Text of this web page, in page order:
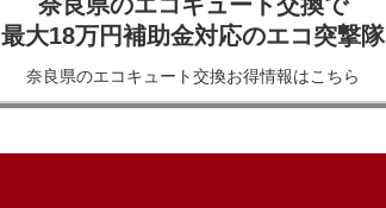
最大18万円補助金対応のエコ突撃隊
奈良県のエコキュート交換お得情報はこちら